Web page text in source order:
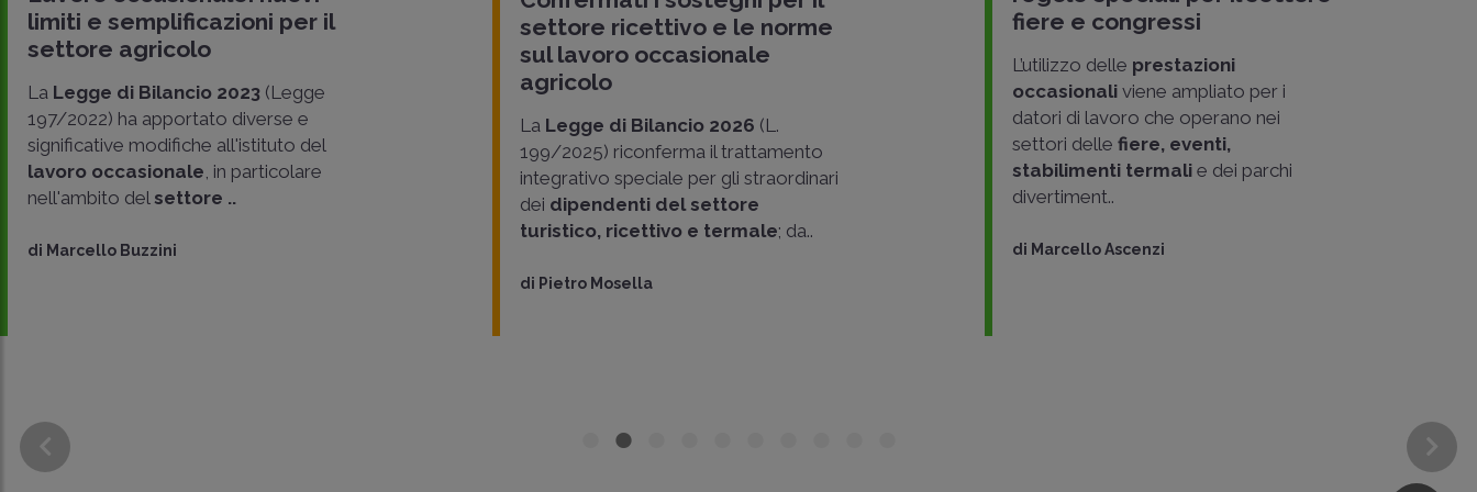
limiti e semplificazioni per il
settore agricolo
La Legge di Bilancio 2023 (Legge
197/2022) ha apportato diverse e
significative modifiche all'istituto del
lavoro occasionale , in particolare
nell'ambito del settore ..
di Marcello Buzzini
settore ricettivo e le norme
sul lavoro occasionale
agricolo
La Legge di Bilancio 2026 (L.
199/2025) riconferma il trattamento
integrativo speciale per gli straordinari
dei dipendenti del settore
turistico, ricettivo e termale; da..
di Pietro Mosella
fiere e congressi
L’utilizzo delle prestazioni
occasionali viene ampliato per i
datori di lavoro che operano nei
settori delle fiere, eventi,
stabilimenti termali e dei parchi
divertiment..
di Marcello Ascenzi